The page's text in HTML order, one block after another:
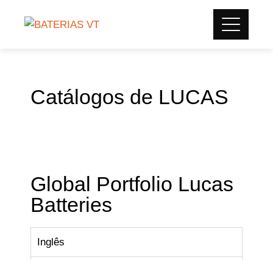
Catálogos de LUCAS
Global Portfolio Lucas
Batteries
Inglês